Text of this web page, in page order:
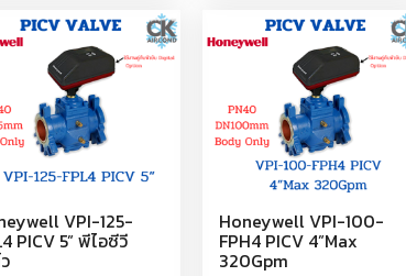
VPI-125-
PICV 5” พีไอซีวี
Honeywell VPI-100-
FPH4 PICV 4”Max
320Gpm